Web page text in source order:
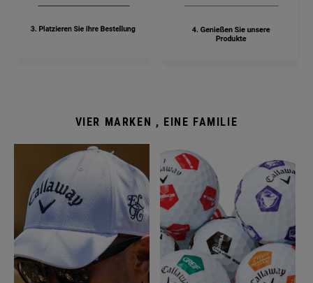
VIER MARKEN , EINE FAMILIE